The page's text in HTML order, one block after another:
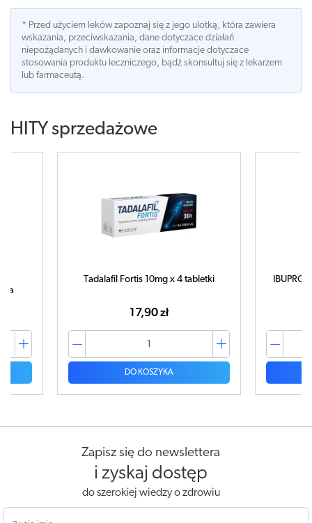
* Przed użyciem leków zapoznaj się z jego ulotką, która zawiera
wskazania, przeciwskazania, dane dotyczace działań
niepożądanych i dawkowanie oraz informacje dotyczace
stosowania produktu leczniczego, bądź skonsultuj się z lekarzem
lub farmaceutą.
HITY sprzedażowe
Tadalafil Fortis 10mg x 4 tabletki
17,90 zł
DO KOSZYKA
IBUPROM
Zapisz się do newslettera
i zyskaj dostęp
do szerokiej wiedzy o zdrowiu